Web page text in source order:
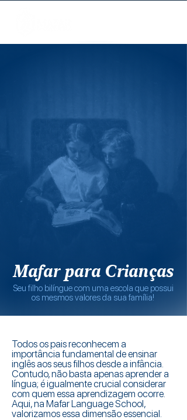
Mafar para Crianças
Seu filho bilíngue com uma escola que possui
os mesmos valores da sua família!
Todos os pais reconhecem a
importância fundamental de ensinar
inglês aos seus filhos desde a infância.
Contudo, não basta apenas aprender a
língua; é igualmente crucial considerar
com quem essa aprendizagem ocorre.
Aqui, na Mafar Language School,
valorizamos essa dimensão essencial.